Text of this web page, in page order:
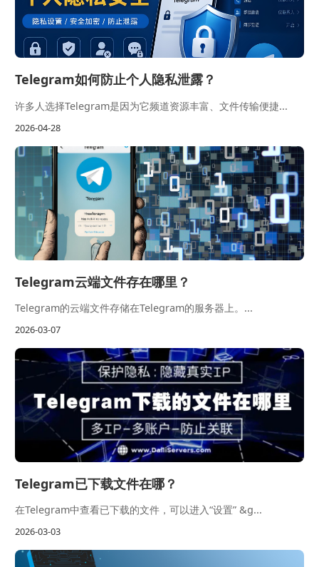
Telegram如何防止个人隐私泄露？
许多人选择Telegram是因为它频道资源丰富、文件传输便捷...
2026-04-28
Telegram云端文件存在哪里？
Telegram的云端文件存储在Telegram的服务器上。...
2026-03-07
Telegram已下载文件在哪？
在Telegram中查看已下载的文件，可以进入“设置” &g...
2026-03-03